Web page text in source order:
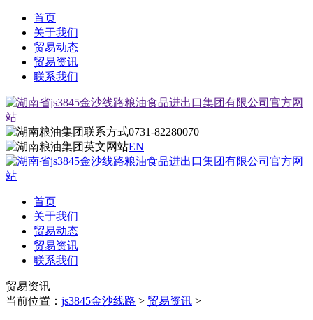
首页
关于我们
贸易动态
贸易资讯
联系我们
0731-82280070
EN
首页
关于我们
贸易动态
贸易资讯
联系我们
贸易资讯
当前位置： js3845金沙线路 > 贸易资讯 >